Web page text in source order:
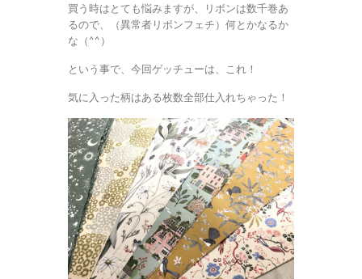
買う時はとても悩みますが、リボンは数千巻あ
るので、（異常者リボンフェチ）何とかなるか
な（^^）
という事で、今回ゲッチューは、これ！
気に入った柄はある枚数全部仕入れちゃった！